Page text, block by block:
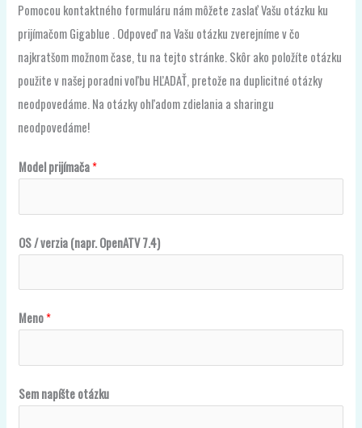
Pomocou kontaktného formuláru nám môžete zaslať Vašu otázku ku
prijímačom Gigablue . Odpoveď na Vašu otázku zverejníme v čo
najkratšom možnom čase, tu na tejto stránke. Skôr ako položíte otázku
použite v našej poradni voľbu HĽADAŤ, pretože na duplicitné otázky
neodpovedáme. Na otázky ohľadom zdielania a sharingu
neodpovedáme!
Model prijímača*
OS / verzia (napr. OpenATV 7.4)
O
p
A
Meno*
Sem napíšte otázku